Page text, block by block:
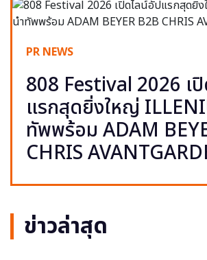
PR NEWS
808 Festival 2026 เ
แรกสุดยิ่งใหญ่
ทัพพร้อม ADAM
CHRIS
ข่าวล่าสุด